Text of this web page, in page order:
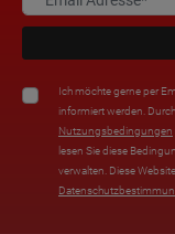
Ich möchte gerne per
informiert werden.
Nutzungsbedingungen
lesen Sie diese
verwalten. Diese